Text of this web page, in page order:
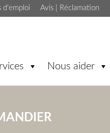
d'emploi Avis | Réclamation
Nous aider